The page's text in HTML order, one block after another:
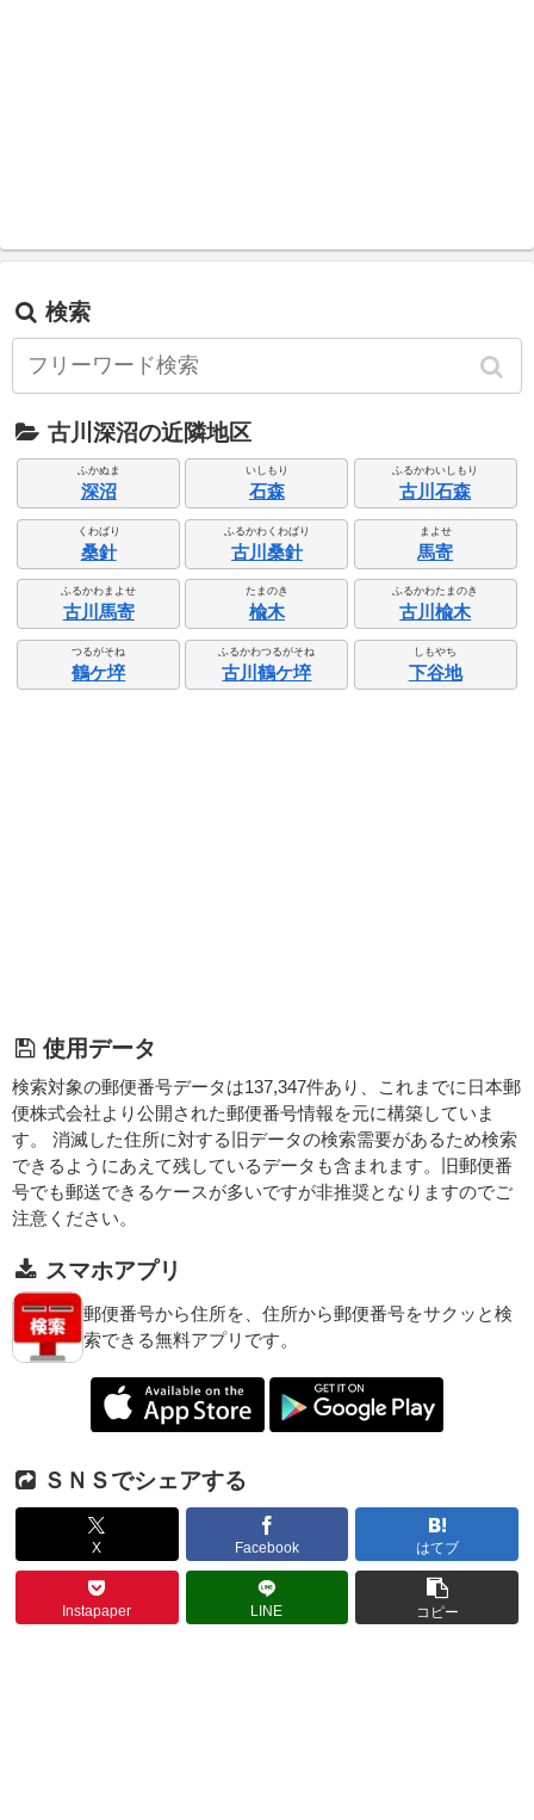
検索
古川深沼の近隣地区
ふかぬま
深沼
いしもり
石森
ふるかわいしもり
古川石森
くわばり
桑針
ふるかわくわばり
古川桑針
まよせ
馬寄
ふるかわまよせ
古川馬寄
たまのき
楡木
ふるかわたまのき
古川楡木
つるがそね
鶴ケ埣
ふるかわつるがそね
古川鶴ケ埣
しもやち
下谷地
使用データ
検索対象の郵便番号データは137,347件あり、これまでに日本郵
便株式会社より公開された郵便番号情報を元に構築していま
す。 消滅した住所に対する旧データの検索需要があるため検索
できるようにあえて残しているデータも含まれます。旧郵便番
号でも郵送できるケースが多いですが非推奨となりますのでご
注意ください。
スマホアプリ
郵便番号から住所を、住所から郵便番号をサクッと検
索できる無料アプリです。
ＳＮＳでシェアする
X Facebook はてブ
Instapaper LINE コピー